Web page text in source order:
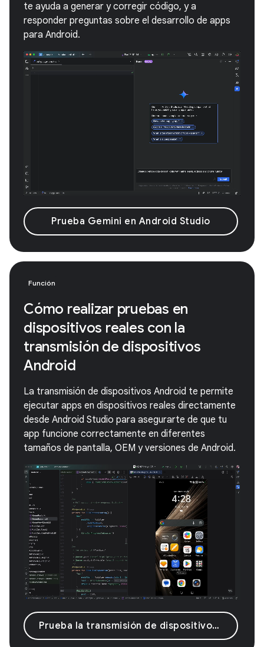
te ayuda a generar y corregir código, y a
responder preguntas sobre el desarrollo de apps
para Android.
Prueba Gemini en Android Studio
Función
Cómo realizar pruebas en
dispositivos reales con la
transmisión de dispositivos
Android
La transmisión de dispositivos Android te permite
ejecutar apps en dispositivos reales directamente
desde Android Studio para asegurarte de que tu
app funcione correctamente en diferentes
tamaños de pantalla, OEM y versiones de Android.
Prueba la transmisión de dispositivos Android